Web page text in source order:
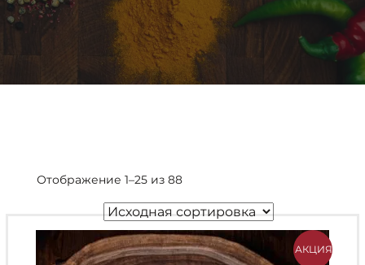
Отображение 1–25 из 88
АКЦИЯ